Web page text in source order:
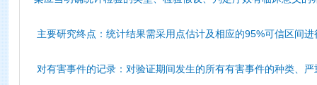
主要研究终点：统计结果需采用点估计及相应的95%可信区间
对有害事件的记录：对验证期间发生的所有有害事件的种类、